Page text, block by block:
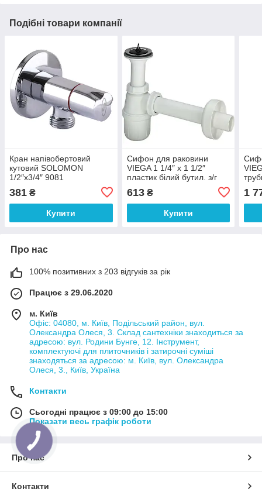
Подібні товари компанії
Кран напівобертовий
кутовий SOLOMON
1/2″х3/4″ 9081
381 ₴
Купити
Сифон для раковини
VIEGA 1 1/4″ x 1 1/2″
пластик білий бутил. з/г
613₴
Купити
1
Про нас
100% позитивних з 203 відгуків за рік
Працює з 29.06.2020
м. Київ
Офіс: 04080, м. Київ, Подільський район, вул.
Олександра Олеся, 3. Склад сантехніки знаходиться за
адресою: вул. Родини Бунге, 12. Інструмент,
комплектуючі для плиточників і затирочні суміші
знаходяться за адресою: м. Київ, вул. Олександра
Олеся, 3., Київ, Україна
Контакти
Сьогодні працює з 09:00 до 15:00
Показати весь графік роботи
Про нас
Контакти